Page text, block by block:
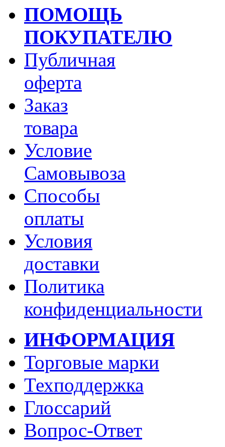
ПОМОЩЬ
ПОКУПАТЕЛЮ
Публичная
оферта
Заказ
товара
Условие
Самовывоза
Способы
оплаты
Условия
доставки
Политика
конфиденциальности
ИНФОРМАЦИЯ
Торговые марки
Техподдержка
Глоссарий
Вопрос-Ответ